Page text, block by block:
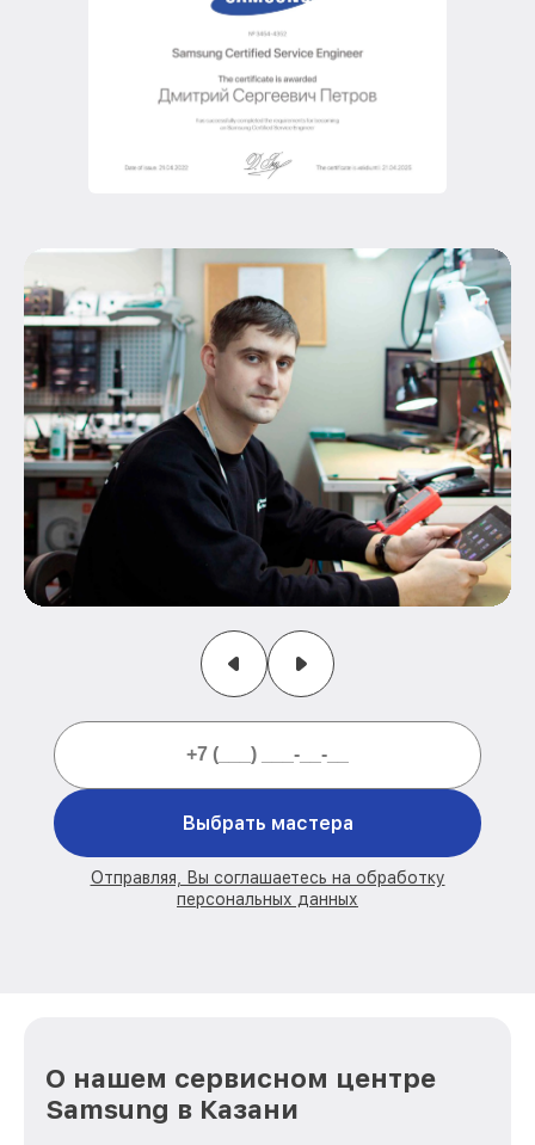
Выбрать мастера
Отправляя, Вы соглашаетесь на обработку
персональных данных
О нашем сервисном центре
Samsung в Казани